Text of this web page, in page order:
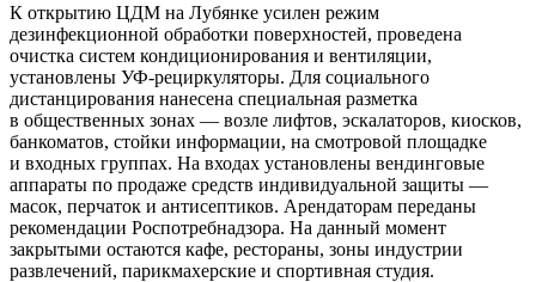
К открытию ЦДМ на Лубянке усилен режим
дезинфекционной обработки поверхностей, проведена
очистка систем кондиционирования и вентиляции,
установлены УФ-рециркуляторы. Для социального
дистанцирования нанесена специальная разметка
в общественных зонах — возле лифтов, эскалаторов, киосков,
банкоматов, стойки информации, на смотровой площадке
и входных группах. На входах установлены вендинговые
аппараты по продаже средств индивидуальной защиты —
масок, перчаток и антисептиков. Арендаторам переданы
рекомендации Роспотребнадзора. На данный момент
закрытыми остаются кафе, рестораны, зоны индустрии
развлечений, парикмахерские и спортивная студия.